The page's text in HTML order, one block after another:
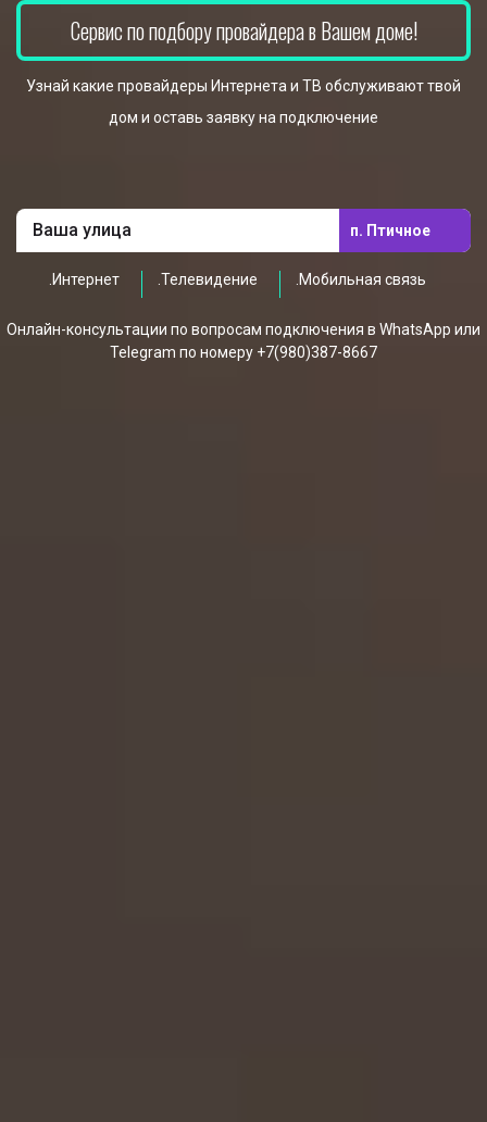
Сервис по подбору провайдера в Вашем доме!
Узнай какие провайдеры Интернета и ТВ обслуживают твой
дом и оставь заявку на подключение
п. Птичное
.Интернет .Телевидение .Мобильная связь
Онлайн-консультации по вопросам подключения в WhatsApp или
Telegram по номеру +7(980)387-8667